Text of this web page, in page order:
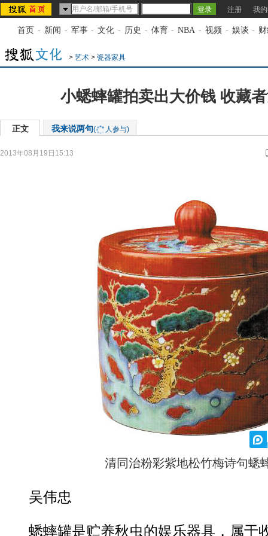
注册 我
首页 - 新闻 - 军事 - 文化 - 历史 - 体育 - NBA - 视频 - 娱谈 -
> 艺术 > 瓷器家具
小蟋蟀罐拍卖出大价钱 收藏
正文 我来说两句( 人参与)
2013年08月19日15:13
清同治粉彩紫地松竹梅诗句蟋
吴伟忠
蟋蟀罐是贮养秋虫的娱乐器具，属于